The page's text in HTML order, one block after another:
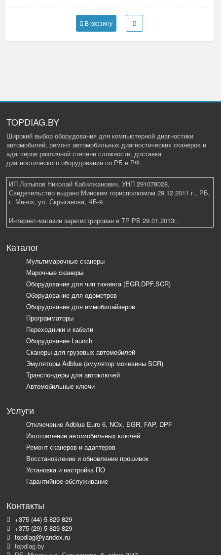
В корзину
TOPDIAG.BY
Широкий выбор оборудования для компьютерной диагностики
автомобилей, ремонт автомобильных диагностических сканеров и
адаптеров различной степени сложности, доставка
диагностического оборудования по РБ и РФ.
ИП Латыпов Николай Кабилжанович, УНП 291078028,
Свидетельство выдано Минским горисполкомом 29.12.2011 г., РБ,
г. Минск, ул. Скрыганова, ЧБ-9.
Интернет-магазин зарегистрирован в ТР РБ 29.01.2013г.
Каталог
Мультимарочные сканеры
Марочные сканеры
Оборудование для чип тюнинга (EGR,DPF,SCR)
Оборудование для одометров
Оборудование для иммобилайзеров
Программаторы
Переходники и кабели
Оборудование Launch
Сканеры для грузовых автомобилей
Эмуляторы Adblue (эмулятор мочевины SCR)
Транспондеры для автоключей
Автомобильные ключи
Услуги
Отключение Adblue Euro 6, NOx, EGR, FAP, DPF
Изготовление автомобильных ключей
Ремонт сканеров и адаптеров
Восстановление и обновление прошивок
Установка и настройка ПО
Гарантийное обслуживание
Контакты
+375 (44) 5 829 829
+375 (29) 5 829 829
topdiag@yandex.ru
topdiag.by